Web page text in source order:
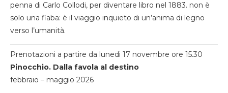
penna di Carlo Collodi, per diventare libro nel 1883. non è
solo una fiaba: è il viaggio inquieto di un’anima di legno
verso l’umanità.
Prenotazioni a partire da lunedi 17 novembre ore 15.30
Pinocchio. Dalla favola al destino
febbraio – maggio 2026